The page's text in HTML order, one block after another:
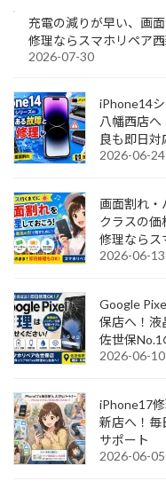
充電の減りが早い、画
修理ならスマホリペア西
2026-07-30
iPhone14
八幡西店
良も即日対
2026-06-24
画面割れ・
クラスの
修理ならス
2026-06-13
Google
保店へ！液
佐世保
2026-06-10
iPhone17
新店へ！毎
サポート
2026-06-05